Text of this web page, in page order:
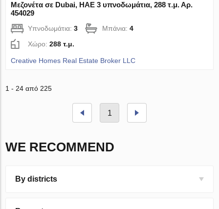
Μεζονέτα σε Dubai, ΗΑΕ 3 υπνοδωμάτια, 288 τ.μ. Αρ.
454029
Υπνοδωμάτια:3 Μπάνια:4
Χώρο:288 τ.μ.
Creative Homes Real Estate Broker LLC
1 - 24 από 225
1
WE RECOMMEND
By districts